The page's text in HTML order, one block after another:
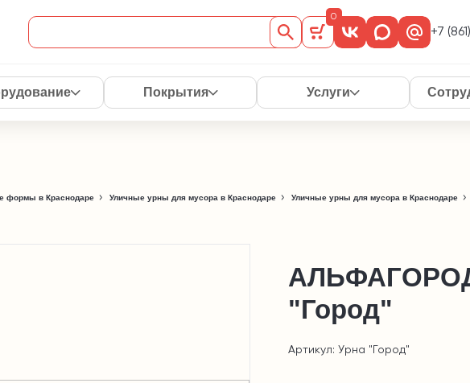
0
+7
Покрытия Услуги
формы в Краснодаре Уличные урны для мусора в Краснодаре Уличные урны для мусора в Краснодаре
"Город"
Артикул: Урна "Город"